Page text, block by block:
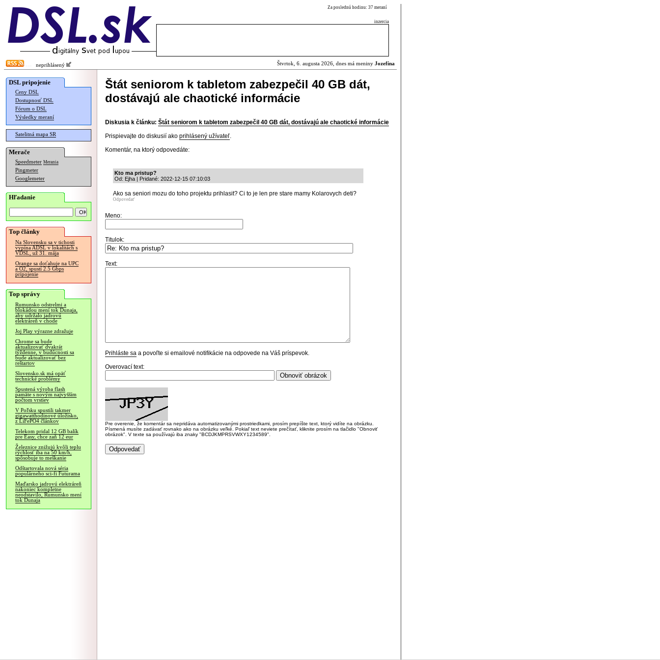
Za poslednú hodinu: 37 meraní
inzercia
neprihlásený Štvrtok, 6. augusta 2026, dnes má meniny Jozefína
DSL pripojenie
Ceny DSL
Dostupnosť DSL
Fórum o DSL
Výsledky meraní
Satelitná mapa SR
Merače
Speedmeter Merania
Pingmeter
Googlemeter
Hľadanie
Top články
Na Slovensku sa v tichosti
vypína ADSL v lokalitách s
VDSL, už 31. mája
Orange sa doťahuje na UPC
a O2, spustí 2.5 Gbps
pripojenie
Top správy
Rumunsko odstrelmi a
blokádou mení tok Dunaja,
aby udržalo jadrovú
elektráreň v chode
Joj Play výrazne zdražuje
Chrome sa bude
aktualizovať dvakrát
týždenne, v budúcnosti sa
bude aktualizovať bez
reštartov
Slovensko.sk má opäť
technické problémy
Spustená výroba flash
pamäte s novým najvyšším
počtom vrstiev
V Poľsku spustili takmer
gigawatthodinové úložisko,
z LiFePO4 článkov
Telekom pridal 12 GB balík
pre Easy, chce zaň 12 eur
Železnice znižujú kvôli teplu
rýchlosť iba na 50 km/h,
spôsobuje to meškanie
Odštartovala nová séria
populárneho sci-fi Futurama
Maďarsko jadrovú elektráreň
nakoniec kompletne
neodstavilo, Rumunsko mení
tok Dunaja
Štát seniorom k tabletom zabezpečil 40 GB dát,
dostávajú ale chaotické informácie
Diskusia k článku: Štát seniorom k tabletom zabezpečil 40 GB dát, dostávajú ale chaotické informácie
Prispievajte do diskusií ako prihlásený užívateľ.
Komentár, na ktorý odpovedáte:
Kto ma pristup?
Od: Ejha | Pridané: 2022-12-15 07:10:03
Ako sa seniori mozu do toho projektu prihlasit? Ci to je len pre stare mamy Kolarovych deti?
Odpovedať
Meno:
Titulok:
Text:
Prihláste sa a povoľte si emailové notifikácie na odpovede na Váš príspevok.
Overovací text:
Pre overenie, že komentár sa nepridáva automatizovanými prostriedkami, prosím prepíšte text, ktorý vidíte na obrázku.
Písmená musíte zadávať rovnako ako na obrázku veľké. Pokiaľ text neviete prečítať, kliknite prosím na tlačidlo "Obnoviť
obrázok". V texte sa používajú iba znaky "BCDJKMPRSVWXY1234589".